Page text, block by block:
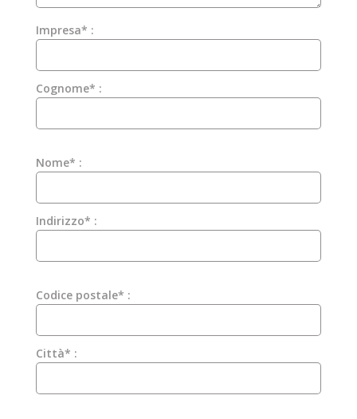
Impresa* :
Cognome* :
Nome* :
Indirizzo* :
Codice postale* :
Città* :